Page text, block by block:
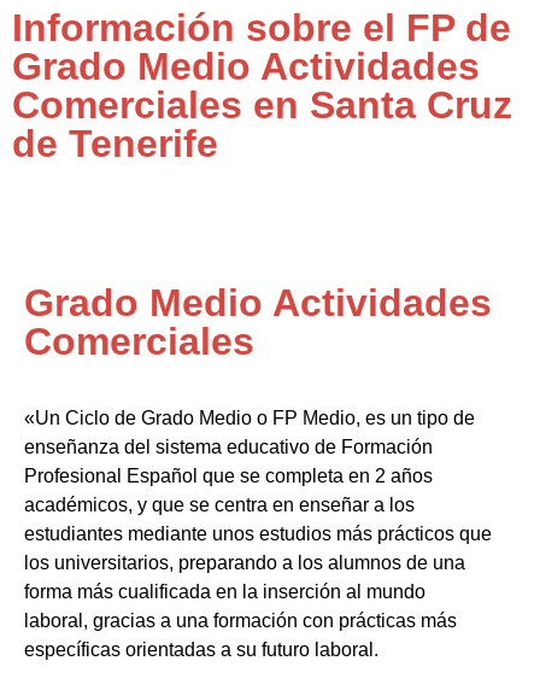
Información sobre el FP de
Grado Medio Actividades
Comerciales en Santa Cruz
de Tenerife
Grado Medio Actividades
Comerciales
«Un Ciclo de Grado Medio o FP Medio, es un tipo de
enseñanza del sistema educativo de Formación
Profesional Español que se completa en 2 años
académicos, y que se centra en enseñar a los
estudiantes mediante unos estudios más prácticos que
los universitarios, preparando a los alumnos de una
forma más cualificada en la inserción al mundo
laboral, gracias a una formación con prácticas más
específicas orientadas a su futuro laboral.